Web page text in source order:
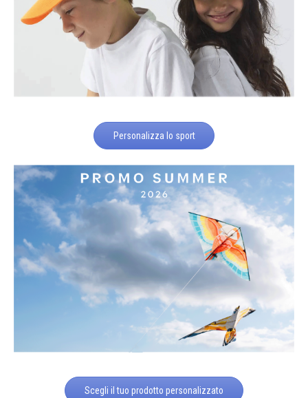
Personalizza lo sport
Scegli il tuo prodotto personalizzato